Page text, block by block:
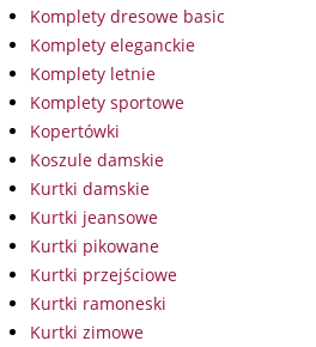
Komplety dresowe basic
Komplety eleganckie
Komplety letnie
Komplety sportowe
Kopertówki
Koszule damskie
Kurtki damskie
Kurtki jeansowe
Kurtki pikowane
Kurtki przejściowe
Kurtki ramoneski
Kurtki zimowe